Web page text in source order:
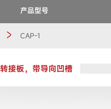
产品型号
CAP-1
转接板，带导向凹槽